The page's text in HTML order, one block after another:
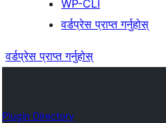
WP-CLI
वर्डप्रेस प्राप्त गर्नुहोस्
वर्डप्रेस प्राप्त गर्नुहोस्
Plugin Directory